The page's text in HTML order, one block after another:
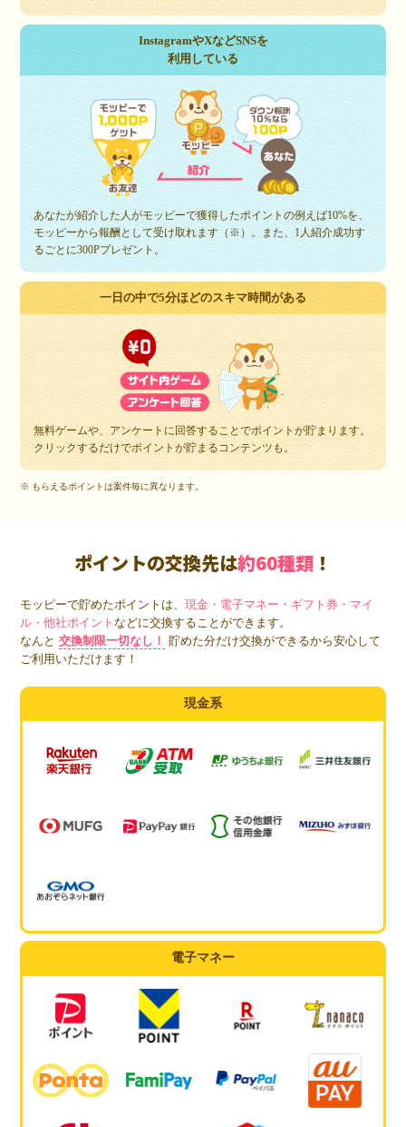
InstagramやXなどSNSを
利用している
あなたが紹介した人がモッピーで獲得したポイントの例えば10%を、
モッピーから報酬として受け取れます（※）。また、1人紹介成功す
るごとに300Pプレゼント。
一日の中で5分ほどのスキマ時間がある
無料ゲームや、アンケートに回答することでポイントが貯まります。
クリックするだけでポイントが貯まるコンテンツも。
※ もらえるポイントは案件毎に異なります。
ポイントの交換先は約60種類 ！
モッピーで貯めたポイントは、現金・電子マネー・ギフト券・マイ
ル・他社ポイントなどに交換することができます。
なんと 交換制限一切なし！
貯めた分だけ交換ができるから安心して
ご利用いただけます！
現金系
電子マネー